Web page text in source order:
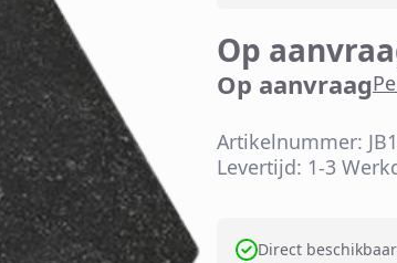
Op
Op aanvraag
Artikelnummer:
Levertijd: 1-3
Direct